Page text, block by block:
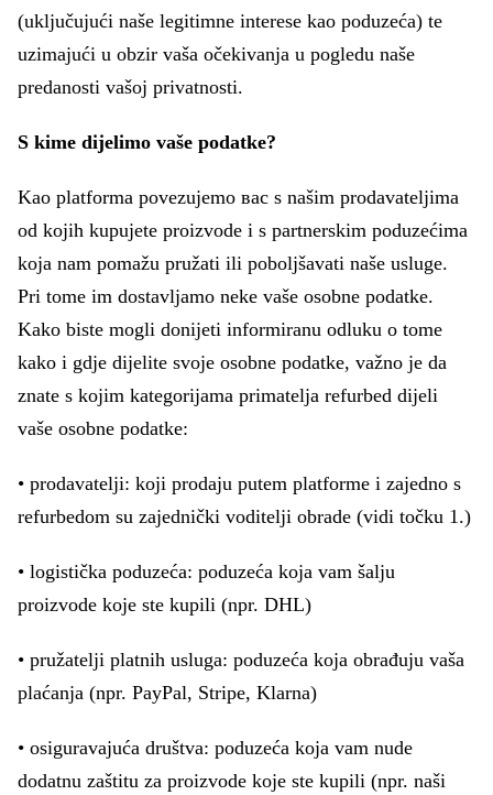
(uključujući naše legitimne interese kao poduzeća) te
uzimajući u obzir vaša očekivanja u pogledu naše
predanosti vašoj privatnosti.
S kime dijelimo vaše podatke?
Kao platforma povezujemo вас s našim prodavateljima
od kojih kupujete proizvode i s partnerskim poduzećima
koja nam pomažu pružati ili poboljšavati naše usluge.
Pri tome im dostavljamo neke vaše osobne podatke.
Kako biste mogli donijeti informiranu odluku o tome
kako i gdje dijelite svoje osobne podatke, važno je da
znate s kojim kategorijama primatelja refurbed dijeli
vaše osobne podatke:
• prodavatelji: koji prodaju putem platforme i zajedno s
refurbedom su zajednički voditelji obrade (vidi točku 1.)
• logistička poduzeća: poduzeća koja vam šalju
proizvode koje ste kupili (npr. DHL)
• pružatelji platnih usluga: poduzeća koja obrađuju vaša
plaćanja (npr. PayPal, Stripe, Klarna)
• osiguravajuća društva: poduzeća koja vam nude
dodatnu zaštitu za proizvode koje ste kupili (npr. naši